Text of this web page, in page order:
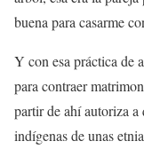
buena para casarme
Y con esa práctica de
para contraer
partir de ahí autoriza
indígenas de unas